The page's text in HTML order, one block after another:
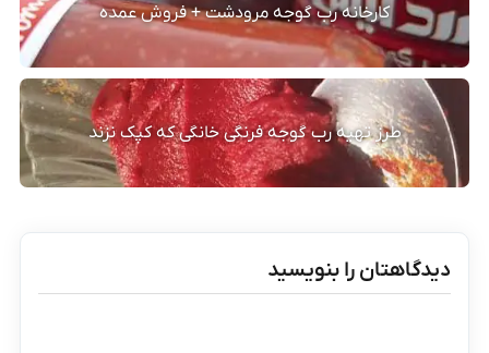
کارخانه رب گوجه مرودشت + فروش عمده
طرز تهیه رب گوجه فرنگی خانگی که کپک نزند
دیدگاهتان را بنویسید